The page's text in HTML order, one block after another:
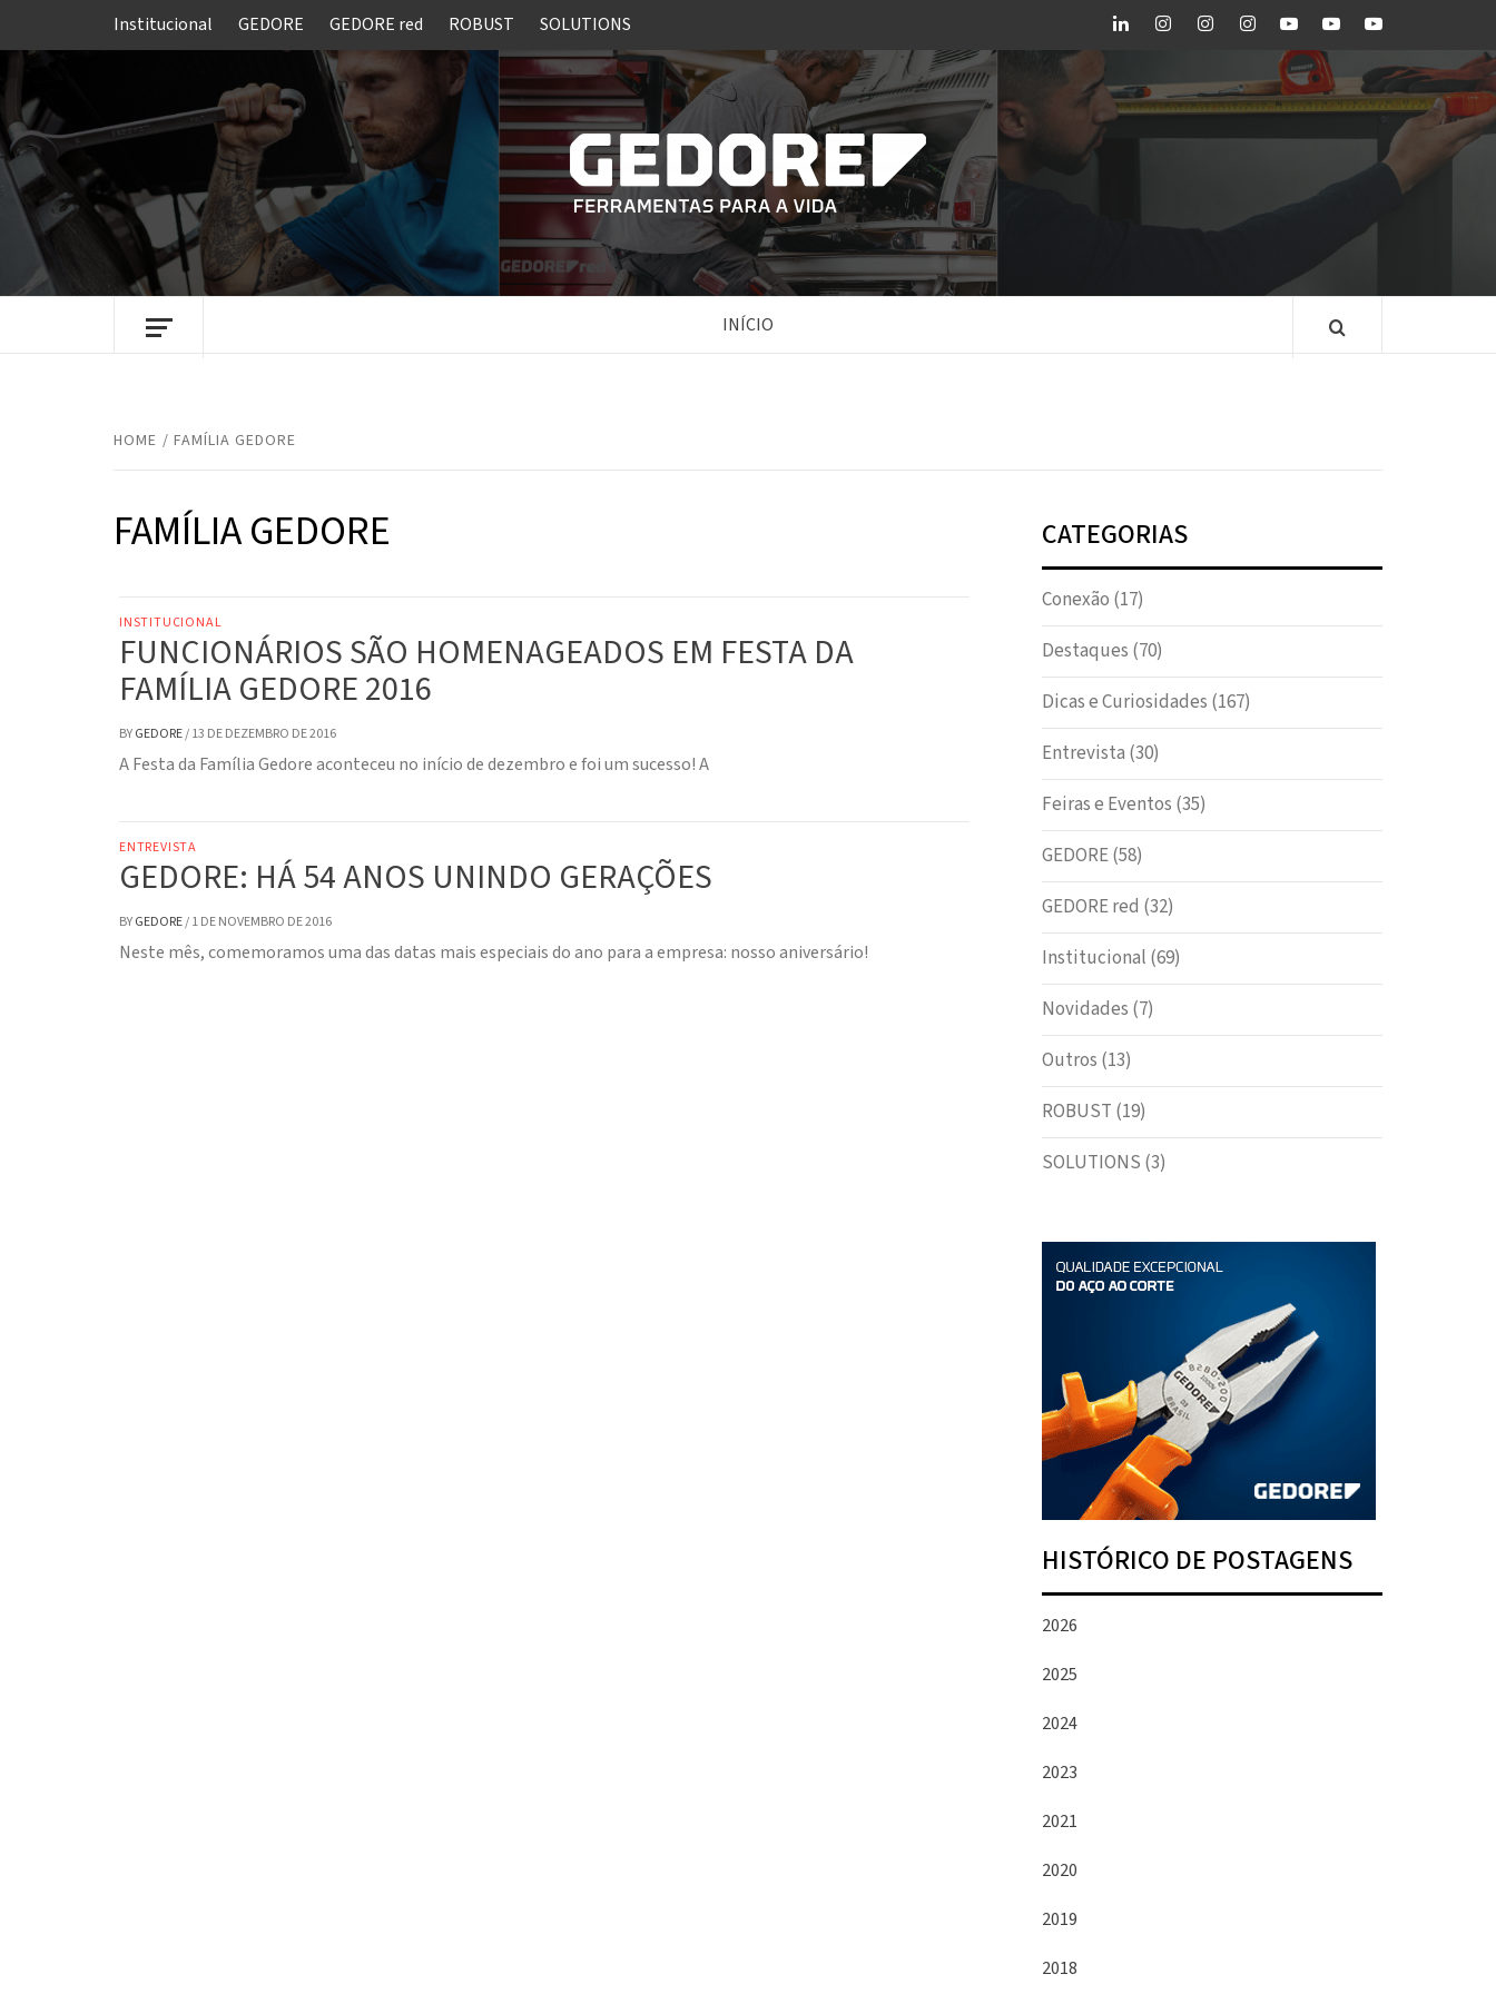
Institucional GEDORE GEDORE red ROBUST SOLUTIONS LinkedInInstagramInstagram
red
Instagram
ROBUST
Youtube
GEDORE
Youtube
GEDORE
red
Youtube
ROBUST
BLOG GEDORE
BRASIL
FERRAMENTAS GEDORE DO BRASIL
INÍCIO
HOME FAMÍLIA GEDORE
FAMÍLIA GEDORE
INSTITUCIONAL
FUNCIONÁRIOS SÃO HOMENAGEADOS EM FESTA DA
FAMÍLIA GEDORE 2016
BYGEDORE/13 DE DEZEMBRO DE 2016
A Festa da Família Gedore aconteceu no início de dezembro e foi um sucesso! A
ENTREVISTA
GEDORE: HÁ 54 ANOS UNINDO GERAÇÕES
BYGEDORE/1 DE NOVEMBRO DE 2016
Neste mês, comemoramos uma das datas mais especiais do ano para a empresa: nosso aniversário!
CATEGORIAS
Conexão (17)
Destaques (70)
Dicas e Curiosidades (167)
Entrevista (30)
Feiras e Eventos (35)
GEDORE(58)
GEDORE red (32)
Institucional (69)
Novidades (7)
Outros (13)
ROBUST (19)
SOLUTIONS (3)
HISTÓRICO DE POSTAGENS
2026
2025
2024
2023
2021
2020
2019
2018